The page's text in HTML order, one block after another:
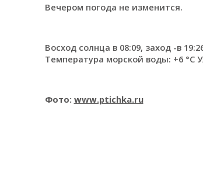
Вечером погода не изменится.
Восход солнца в 08:09, заход -в
Температура морской воды: +6 °C
Фото: www.ptichka.ru